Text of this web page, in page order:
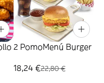
2 PomoMenú Burger
18,24 €22,80 €